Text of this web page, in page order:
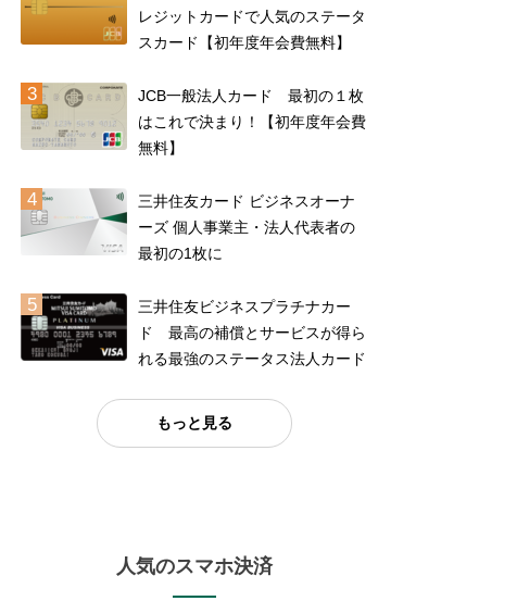
レジットカードで人気のステータ
スカード【初年度年会費無料】
JCB一般法人カード 最初の１枚
はこれで決まり！【初年度年会費
無料】
三井住友カード ビジネスオーナ
ーズ 個人事業主・法人代表者の
最初の1枚に
三井住友ビジネスプラチナカー
ド 最高の補償とサービスが得ら
れる最強のステータス法人カード
もっと見る
人気のスマホ決済